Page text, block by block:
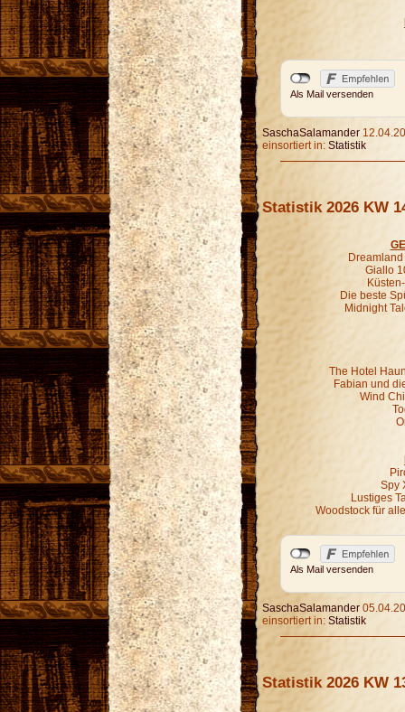
Als Mail versenden
SaschaSalamander
einsortiert in: Statistik
Statistik 2026 KW
Giallo
Die beste
Midnight
The Hotel
Fabian und
Wind
Spy
Lustiges
Woodstock für
Als Mail versenden
SaschaSalamander
einsortiert in: Statistik
Statistik 2026 KW